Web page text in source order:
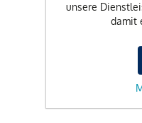
unsere
damit